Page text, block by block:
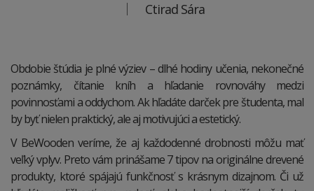
Ctirad Sára
Obdobie štúdia je plné výziev – dlhé hodiny učenia, nekonečné
poznámky, čítanie kníh a hľadanie rovnováhy medzi
povinnosťami a oddychom. Ak hľadáte darček pre študenta, mal
by byť nielen praktický, ale aj motivujúci a estetický.
V BeWooden veríme, že aj každodenné drobnosti môžu mať
veľký vplyv. Preto vám prinášame 7 tipov na originálne drevené
produkty, ktoré spájajú funkčnosť s krásnym dizajnom. Či už